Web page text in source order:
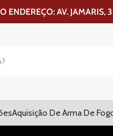
ENDEREÇO: AV.
Aquisição De Arma De